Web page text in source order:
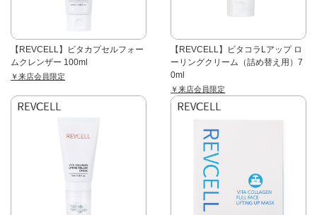
【REVCELL】ビタカプセルフォー
ムクレンザー 100ml
￥来店会員限定
【REVCELL】ビタコラLアップ ロ
ーリングクリーム（詰め替え用）7
0ml
￥来店会員限定